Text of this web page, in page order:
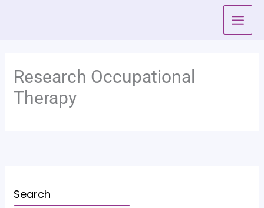
Research Occupational
Therapy
Search